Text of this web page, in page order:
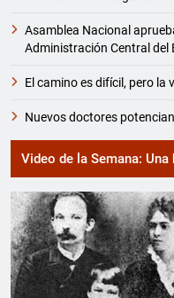
Asamblea Nacional
Administración Central del
El camino es difícil, pero la
Nuevos doctores
Video de la Semana: